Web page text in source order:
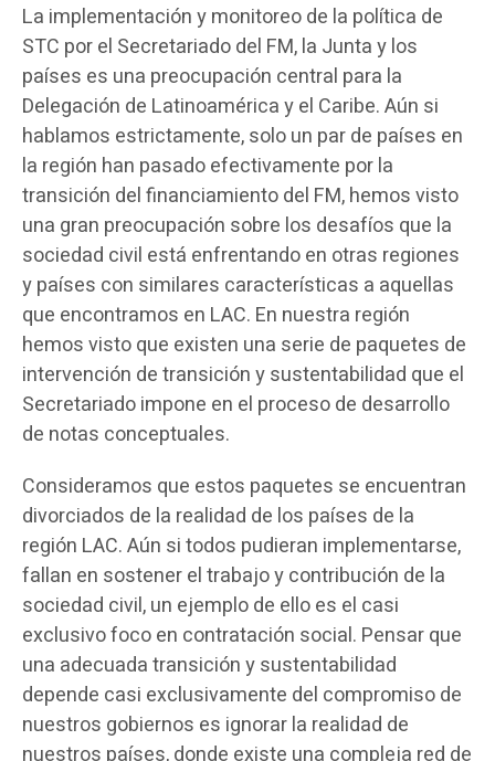
La implementación y monitoreo de la política de
STC por el Secretariado del FM, la Junta y los
países es una preocupación central para la
Delegación de Latinoamérica y el Caribe. Aún si
hablamos estrictamente, solo un par de países en
la región han pasado efectivamente por la
transición del financiamiento del FM, hemos visto
una gran preocupación sobre los desafíos que la
sociedad civil está enfrentando en otras regiones
y países con similares características a aquellas
que encontramos en LAC. En nuestra región
hemos visto que existen una serie de paquetes de
intervención de transición y sustentabilidad que el
Secretariado impone en el proceso de desarrollo
de notas conceptuales.
Consideramos que estos paquetes se encuentran
divorciados de la realidad de los países de la
región LAC. Aún si todos pudieran implementarse,
fallan en sostener el trabajo y contribución de la
sociedad civil, un ejemplo de ello es el casi
exclusivo foco en contratación social. Pensar que
una adecuada transición y sustentabilidad
depende casi exclusivamente del compromiso de
nuestros gobiernos es ignorar la realidad de
nuestros países, donde existe una compleja red de